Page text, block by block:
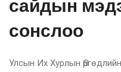
сайдын
сонслоо
Улсын Их Хурлын